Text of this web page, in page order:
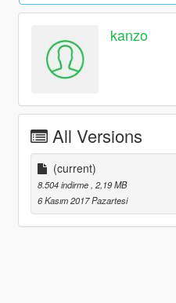
kanzo
All Versions
(current)
8.504 indirme , 2,19 MB
6 Kasım 2017 Pazartesi